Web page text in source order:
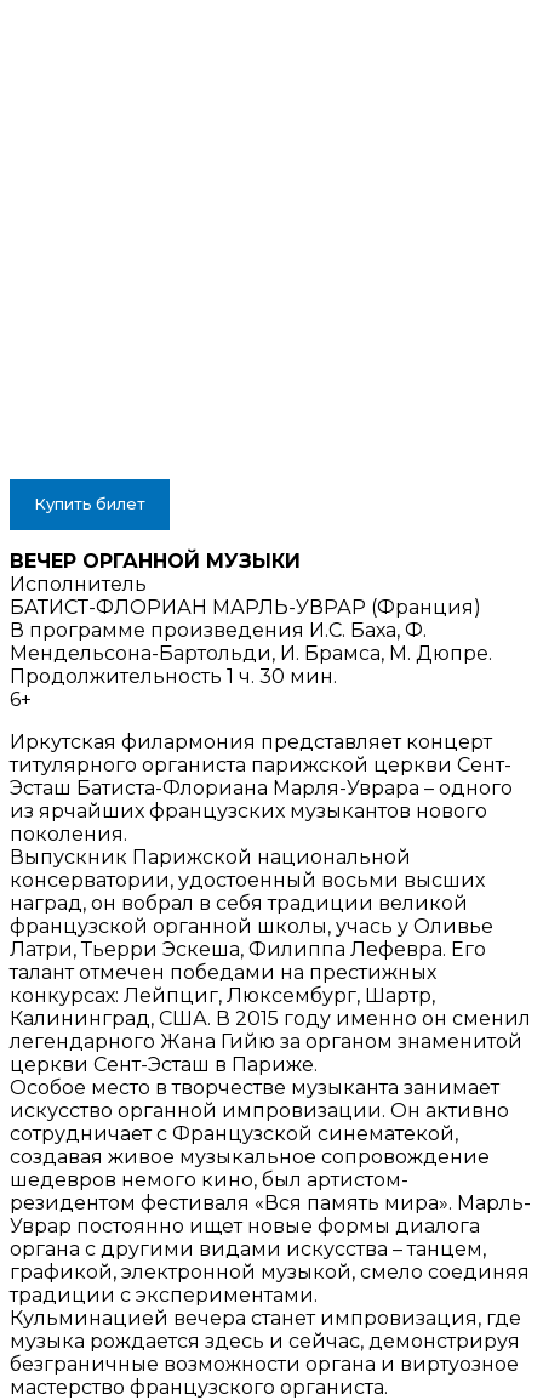
Купить билет
ВЕЧЕР ОРГАННОЙ МУЗЫКИ
Исполнитель
БАТИСТ-ФЛОРИАН МАРЛЬ-УВРАР (Франция)
В программе произведения И.С. Баха, Ф.
Мендельсона-Бартольди, И. Брамса, М. Дюпре.
Продолжительность 1 ч. 30 мин.
6+
Иркутская филармония представляет концерт
титулярного органиста парижской церкви Сент-
Эсташ Батиста-Флориана Марля-Уврара – одного
из ярчайших французских музыкантов нового
поколения.
Выпускник Парижской национальной
консерватории, удостоенный восьми высших
наград, он вобрал в себя традиции великой
французской органной школы, учась у Оливье
Латри, Тьерри Эскеша, Филиппа Лефевра. Его
талант отмечен победами на престижных
конкурсах: Лейпциг, Люксембург, Шартр,
Калининград, США. В 2015 году именно он сменил
легендарного Жана Гийю за органом знаменитой
церкви Сент-Эсташ в Париже.
Особое место в творчестве музыканта занимает
искусство органной импровизации. Он активно
сотрудничает с Французской синематекой,
создавая живое музыкальное сопровождение
шедевров немого кино, был артистом-
резидентом фестиваля «Вся память мира». Марль-
Уврар постоянно ищет новые формы диалога
органа с другими видами искусства – танцем,
графикой, электронной музыкой, смело соединяя
традиции с экспериментами.
Кульминацией вечера станет импровизация, где
музыка рождается здесь и сейчас, демонстрируя
безграничные возможности органа и виртуозное
мастерство французского органиста.